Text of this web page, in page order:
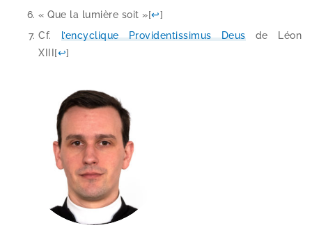
« Que la lumière soit »[↩]
Cf. l’en­cy­clique Providentissimus Deusde Léon
XIII [↩]